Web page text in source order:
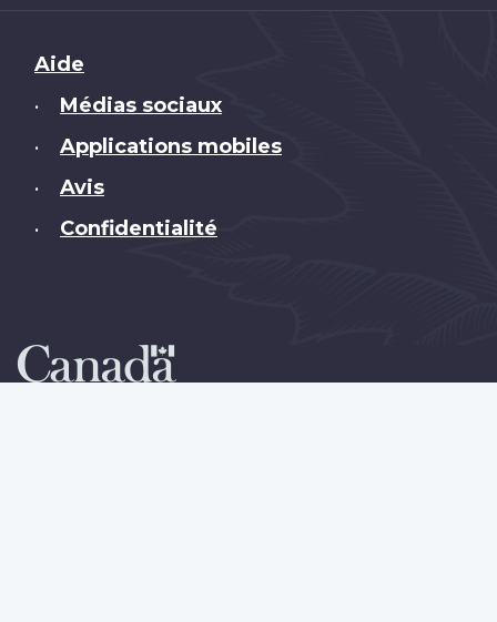
Brand
Aide
• Médias sociaux
• Applications mobiles
• Avis
• Confidentialité